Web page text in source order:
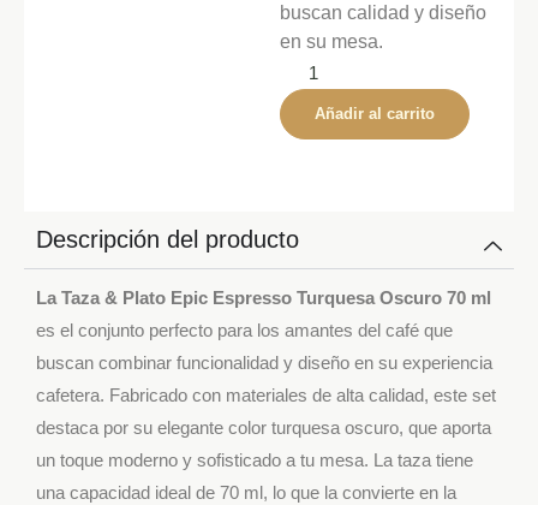
buscan calidad y diseño
en su mesa.
Añadir al carrito
Descripción del producto
La Taza & Plato Epic Espresso Turquesa Oscuro 70 ml
es el conjunto perfecto para los amantes del café que
buscan combinar funcionalidad y diseño en su experiencia
cafetera. Fabricado con materiales de alta calidad, este set
destaca por su elegante color turquesa oscuro, que aporta
un toque moderno y sofisticado a tu mesa. La taza tiene
una capacidad ideal de 70 ml, lo que la convierte en la